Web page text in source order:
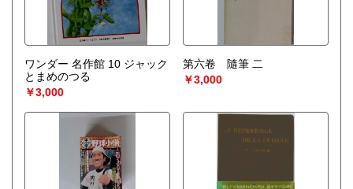
ワンダー 名作館 10 ジャック
とまめのつる
￥3,000
第六卷 隨筆 二
￥3,000